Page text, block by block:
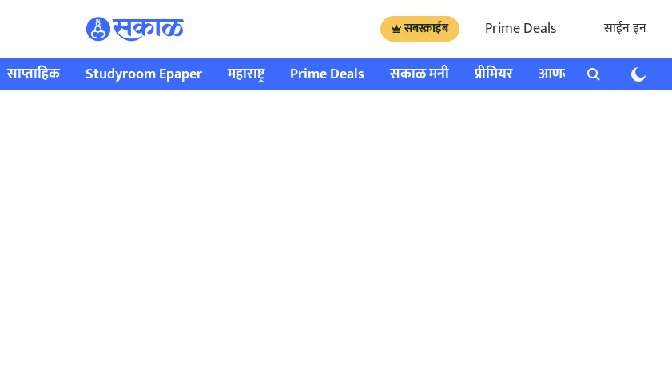
सबस्क्राईब Prime Deals साईन इन
साप्ताहिक Studyroom Epaper महाराष्ट्र Prime Deals सकाळ मनी प्रीमियर आणखी राशी भविष्य